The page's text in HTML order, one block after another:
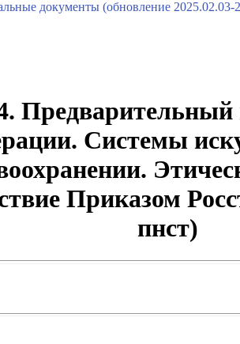
документы (обновление 2025.02.03-
Предварительный
Системы
Приказом
пнст)